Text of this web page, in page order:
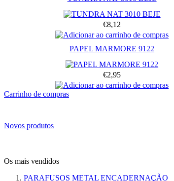
€8,12
PAPEL MARMORE 9122
€2,95
Carrinho de compras
Novos produtos
Os mais vendidos
PARAFUSOS METAL ENCADERNAÇÃO